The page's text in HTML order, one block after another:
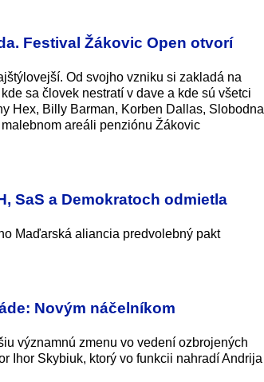
Festival Žákovic Open otvorí
Od svojho vzniku si zakladá na
sa človek nestratí v dave a kde sú všetci
Hex, Billy Barman, Korben Dallas, Slobodna
areáli penziónu Žákovic
SaS a Demokratoch odmietla
Maďarská aliancia predvolebný pakt
Novým náčelníkom
významnú zmenu vo vedení ozbrojených
Ihor Skybiuk, ktorý vo funkcii nahradí Andrija